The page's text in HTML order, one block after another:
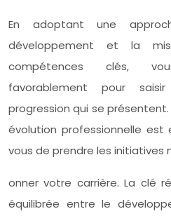
En adoptant une
développement et la
compétences clés,
favorablement pour
progression qui se
évolution professionnelle est
vous de prendre les initiatives
onner votre carrière. La clé
équilibrée entre le